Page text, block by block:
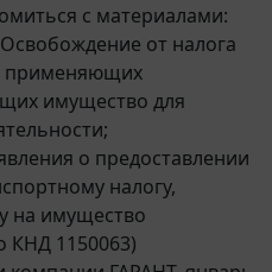
с материалами:
от налога
применяющих
имущество для
о предоставлении
налогу,
на имущество
КНД 1150063)